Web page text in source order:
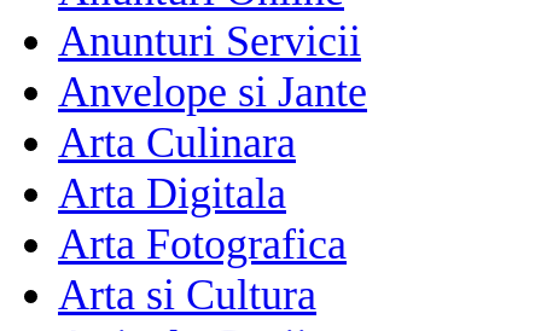
Anunturi Servicii
Anvelope si Jante
Arta Culinara
Arta Digitala
Arta Fotografica
Arta si Cultura